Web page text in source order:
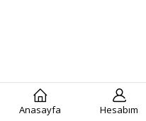
Anasayfa Hesabım